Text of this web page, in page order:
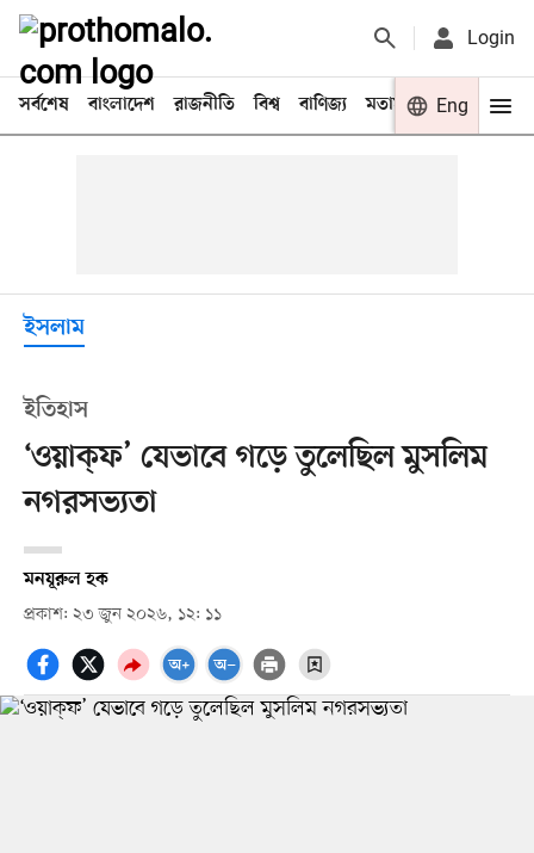
Login
সর্বশেষ বাংলাদেশ রাজনীতি বিশ্ব বাণিজ্য মতামত খেলা
Eng
ইসলাম
ইতিহাস
‘ওয়াক্ফ’ যেভাবে গড়ে তুলেছিল মুসলিম
নগরসভ্যতা
মনযূরুল হক
প্রকাশ: ২৩ জুন ২০২৬, ১২: ১১